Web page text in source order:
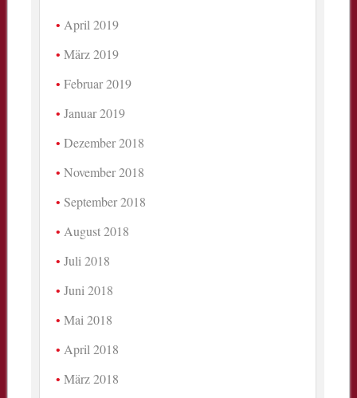
April 2019
März 2019
Februar 2019
Januar 2019
Dezember 2018
November 2018
September 2018
August 2018
Juli 2018
Juni 2018
Mai 2018
April 2018
März 2018